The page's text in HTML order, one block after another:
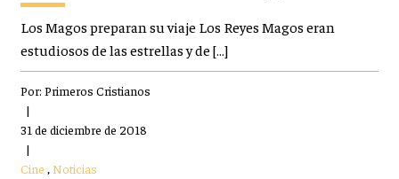
Los Magos preparan su viaje Los Reyes Magos eran
estudiosos de las estrellas y de […]
Por: Primeros Cristianos
|
31 de diciembre de 2018
|
Cine , Noticias